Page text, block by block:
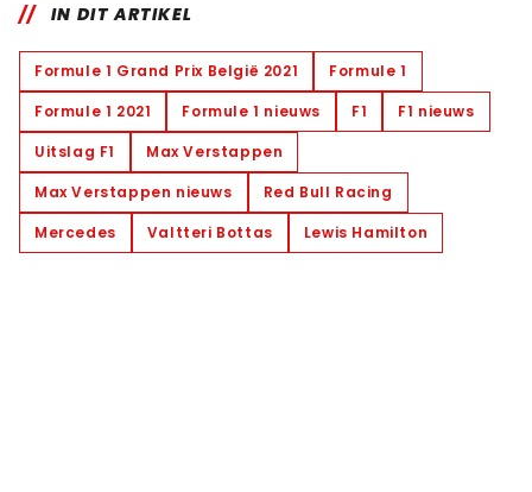
IN DIT ARTIKEL
Formule 1 Grand Prix België 2021
Formule 1
Formule 1 2021
Formule 1 nieuws F1
F1 nieuws
Uitslag F1
Max Verstappen
Max Verstappen nieuws
Red Bull Racing
Mercedes
Valtteri Bottas Lewis Hamilton